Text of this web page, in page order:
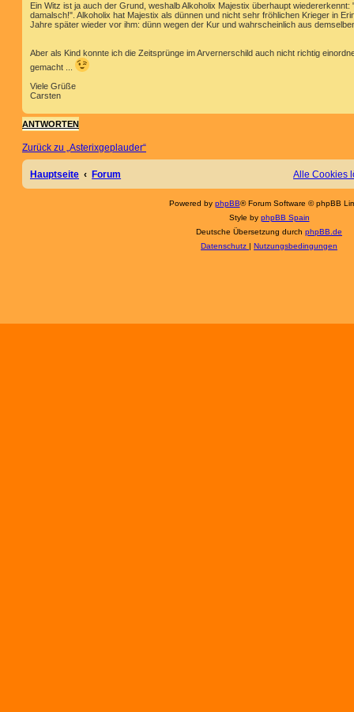
Ein Witz ist ja auch der Grund, weshalb Alkoholix Majestix überhaupt
damalsch!". Alkoholix hat Majestix als dünnen und nicht sehr fröhlichen Krieger in
Jahre später wieder vor ihm: dünn wegen der Kur und wahrscheinlich aus
Aber als Kind konnte ich die Zeitsprünge im Arvernerschild auch nicht richtig
gemacht ...
Viele Grüße
Carsten
ANTWORTEN
Zurück zu „Asterixgeplauder“
Hauptseite Forum Alle Cookies
Powered by phpBB® Forum Software © phpBB
Style by phpBB Spain
Deutsche Übersetzung durch phpBB.de
Datenschutz
Nutzungsbedingungen